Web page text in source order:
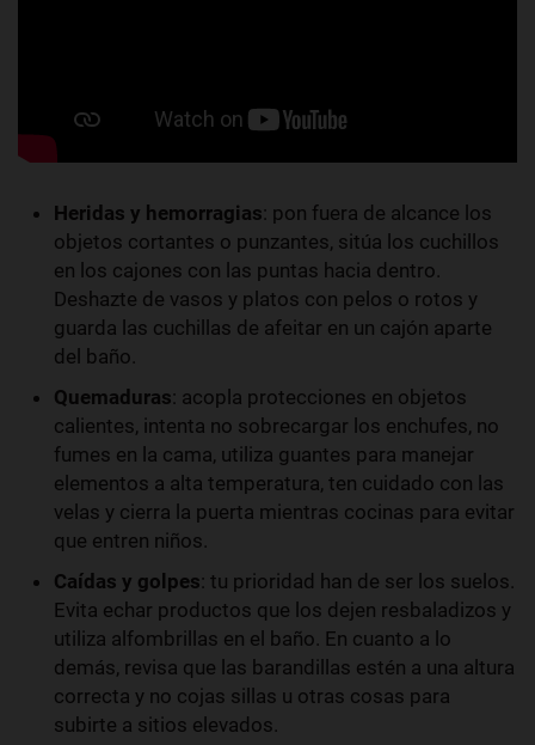
Heridas y hemorragias: pon fuera de alcance los
objetos cortantes o punzantes, sitúa los cuchillos
en los cajones con las puntas hacia dentro.
Deshazte de vasos y platos con pelos o rotos y
guarda las cuchillas de afeitar en un cajón aparte
del baño.
Quemaduras: acopla protecciones en objetos
calientes, intenta no sobrecargar los enchufes, no
fumes en la cama, utiliza guantes para manejar
elementos a alta temperatura, ten cuidado con las
velas y cierra la puerta mientras cocinas para evitar
que entren niños.
Caídas y golpes: tu prioridad han de ser los suelos.
Evita echar productos que los dejen resbaladizos y
utiliza alfombrillas en el baño. En cuanto a lo
demás, revisa que las barandillas estén a una altura
correcta y no cojas sillas u otras cosas para
subirte a sitios elevados.